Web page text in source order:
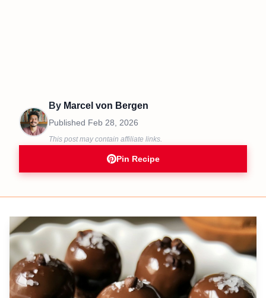
By Marcel von Bergen
Published Feb 28, 2026
This post may contain affiliate links.
Pin Recipe